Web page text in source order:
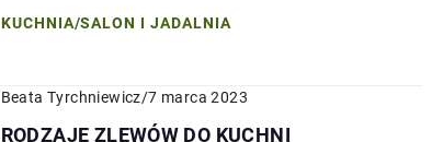
KUCHNIA/SALON I JADALNIA
Beata Tyrchniewicz/7 marca 2023
RODZAJE ZLEWÓW DO KUCHNI